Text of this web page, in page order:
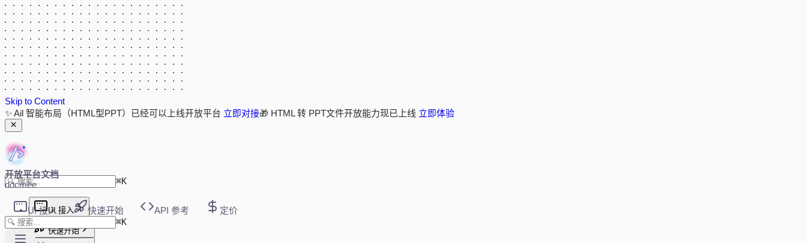
Skip to Content
✨ Ail 智能布局（HTML型PPT）已经可以上线开放平台 立即对接🎁 HTML 转 PPT文件开放能力现已上线 立即体验
开放平台文档
docmee
UI 接入 快速开始 API 参考 定价
⌘K
⌘K
UI 接入
快速开始
快速开始